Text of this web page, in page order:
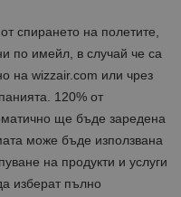
спирането на полетите,
по имейл, в случай че са
на wizzair.com или чрез
120% от
ще бъде заредена
може бъде използвана
на продукти и услуги
изберат пълно